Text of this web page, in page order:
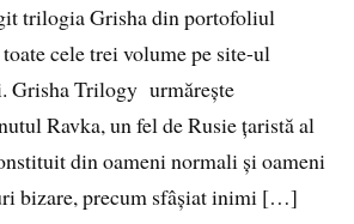
trilogia Grisha din portofoliul
cele trei volume pe site-ul
Grisha Trilogy urmărește
Ravka, un fel de Rusie țaristă al
din oameni normali și oameni
bizare, precum sfâșiat inimi […]